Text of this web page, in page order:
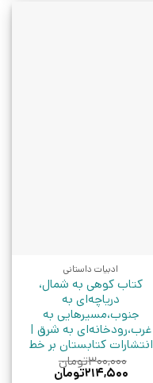
ادبیات داستانی
کتاب کوهی به شمال،
دریاچه‌ای به
جنوب،مسیرهایی به
غرب،رودخانه‌ای به شرق |
انتشارات کتابستان بر خط
۳۰۰,۰۰۰تومان
قیمت
۲۱۴,۵۰۰تومان